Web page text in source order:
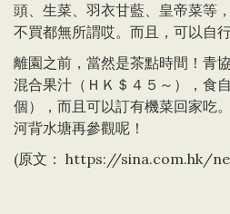
頭、生菜、羽衣甘藍、皇帝菜等
不買都無所謂哎。而且，可以自
離園之前，當然是茶點時間！青
混合果汁（ＨＫ＄４５～），食
個），而且可以訂有機菜回家吃
河背水塘再參觀呢！
(原文： https://sina.com.hk/